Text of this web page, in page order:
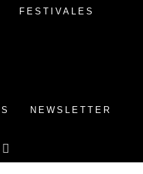
FESTIVALES
NEWSLETTER
junio de
licencia para